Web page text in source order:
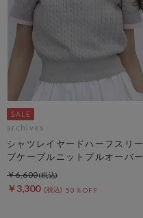
archives
シャツレイヤードハーフスリー
ブケーブルニットプルオーバー
￥3,300 50％OFF
￥6,600